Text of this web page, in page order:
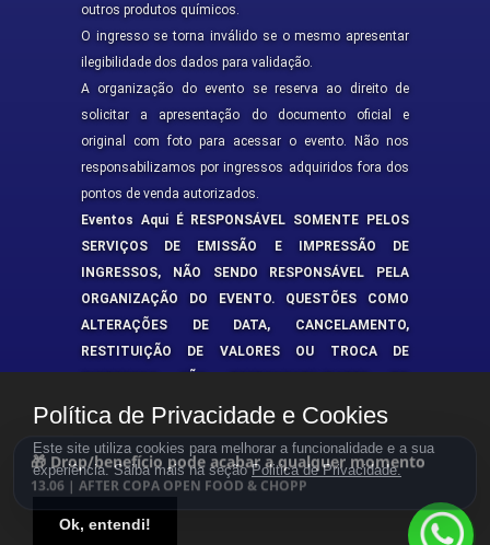
Política de Privacidade e Cookies
Este site utiliza cookies para melhorar a funcionalidade e a sua
experiência. Saiba mais na seçãoPolitica de Privacidade.
Ok, entendi!
outros produtos químicos.
O ingresso se torna inválido se o mesmo apresentar
ilegibilidade dos dados para validação.
A organização do evento se reserva ao direito de
solicitar a apresentação do documento oficial e
original com foto para acessar o evento. Não nos
responsabilizamos por ingressos adquiridos fora dos
pontos de venda autorizados.
Eventos Aqui É RESPONSÁVEL SOMENTE PELOS
SERVIÇOS DE EMISSÃO E IMPRESSÃO DE
INGRESSOS, NÃO SENDO RESPONSÁVEL PELA
ORGANIZAÇÃO DO EVENTO. QUESTÕES COMO
ALTERAÇÕES DE DATA, CANCELAMENTO,
RESTITUIÇÃO DE VALORES OU TROCA DE
PROMOTOR DO EVENTO.
🎁 Drop/benefício pode acabar a qualquer momento
13.06 | AFTER COPA OPEN FOOD & CHOPP